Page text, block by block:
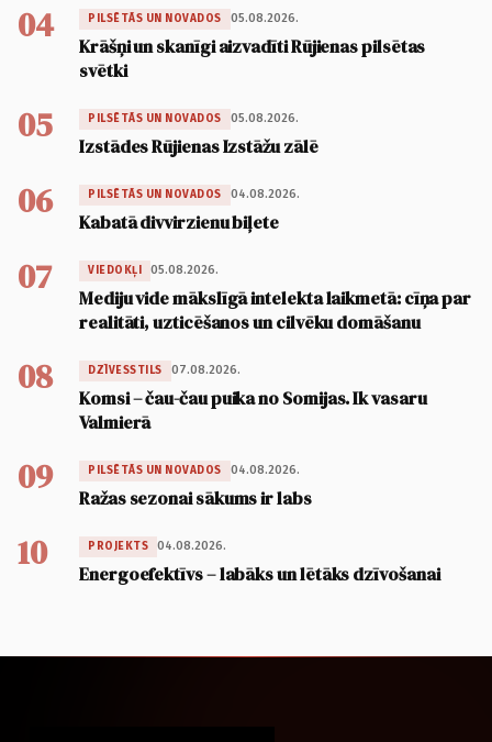
04 PILSĒTĀS UN NOVADOS 05.08.2026.
Krāšņi un skanīgi aizvadīti Rūjienas pilsētas
svētki
05 PILSĒTĀS UN NOVADOS 05.08.2026.
Izstādes Rūjienas Izstāžu zālē
06 PILSĒTĀS UN NOVADOS 04.08.2026.
Kabatā divvirzienu biļete
07 VIEDOKĻI 05.08.2026.
Mediju vide mākslīgā intelekta laikmetā: cīņa par
realitāti, uzticēšanos un cilvēku domāšanu
08 DZĪVESSTILS 07.08.2026.
Komsi – čau-čau puika no Somijas. Ik vasaru
Valmierā
09 PILSĒTĀS UN NOVADOS 04.08.2026.
Ražas sezonai sākums ir labs
10 PROJEKTS 04.08.2026.
Energoefektīvs – labāks un lētāks dzīvošanai